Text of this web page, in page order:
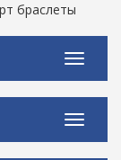
браслеты